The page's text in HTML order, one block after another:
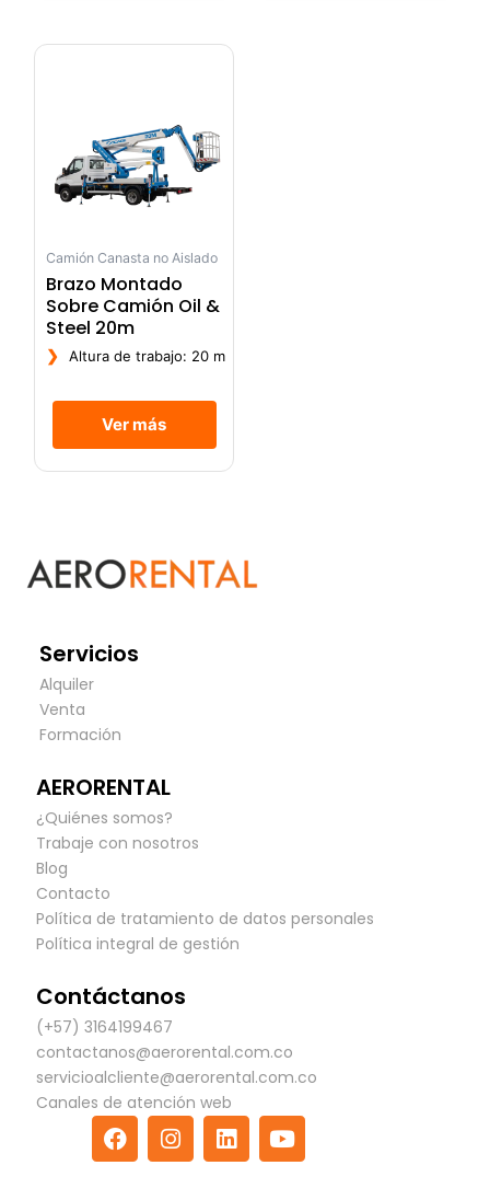
Camión Canasta no Aislado
Brazo Montado
Sobre Camión Oil &
Steel 20m
❯ Altura de trabajo: 20 m
Ver más
Servicios
Alquiler
Venta
Formación
AERORENTAL
¿Quiénes somos?
Trabaje con nosotros
Blog
Contacto
Política de tratamiento de datos personales
Política integral de gestión
Contáctanos
(+57) 3164199467
contactanos@aerorental.com.co
servicioalcliente@aerorental.com.co
Canales de atención web
F
a
I
n
L
i
Y
o